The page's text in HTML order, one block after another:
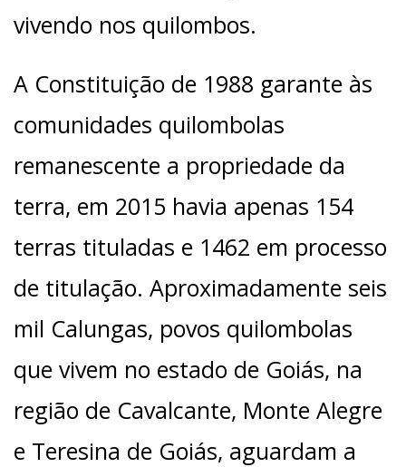
vivendo nos quilombos.
A Constituição de 1988 garante às
comunidades quilombolas
remanescente a propriedade da
terra, em 2015 havia apenas 154
terras tituladas e 1462 em processo
de titulação. Aproximadamente seis
mil Calungas, povos quilombolas
que vivem no estado de Goiás, na
região de Cavalcante, Monte Alegre
e Teresina de Goiás, aguardam a